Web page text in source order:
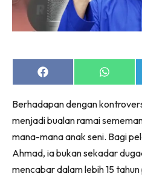
Share
on
Share
on
Berhadapan dengan
menjadi bualan ramai
mana-mana anak seni. Bagi
Ahmad, ia bukan sekadar
mencabar dalam lebih 15